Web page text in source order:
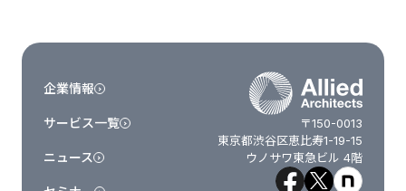
〒150-0013
東京都渋谷区恵比寿1-19-15
ウノサワ東急ビル 4階
企業情報
サービス一覧
ニュース